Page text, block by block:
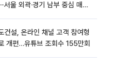
서울 외곽·경기 남부 중심 매수
건설, 온라인 채널 고객 참여형
개편…유튜브 조회수 155만회